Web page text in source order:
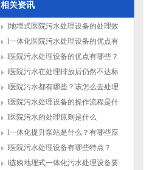
相关资讯
l地埋式医院污水处理设备的处理效
果怎么样？
l一体化医院污水处理设备的优点有
哪些
l医院污水处理设备的优点有哪些？
l医院污水在处理排放后仍然不达标
的原因有哪些？
l医院污水都有哪些？该怎么去处理
l医院污水处理设备的操作流程是什
么
l医院污水的处理原则是什么
l一体化提升泵站是什么？有哪些应
用
l医院污水处理设备有哪些特点？
l选购地埋式一体化污水处理设备要